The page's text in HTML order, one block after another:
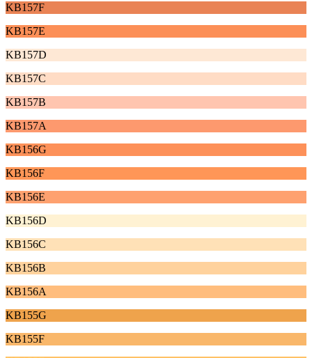
KB157F
KB157E
KB157D
KB157C
KB157B
KB157A
KB156G
KB156F
KB156E
KB156D
KB156C
KB156B
KB156A
KB155G
KB155F